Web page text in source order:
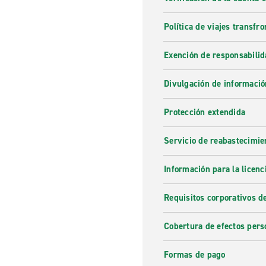
Política de viajes
Exención de
Divulgación de
Protección extendida
Servicio de
Información para la
Requisitos corporativos
Cobertura de efectos
Formas de pago